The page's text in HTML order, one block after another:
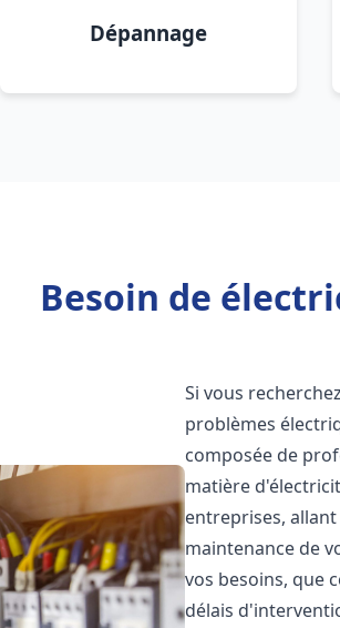
Dépannage
Besoin de
Si vous
problèmes
composée de
matière
entreprises,
maintenance de
vos besoins, que
délais